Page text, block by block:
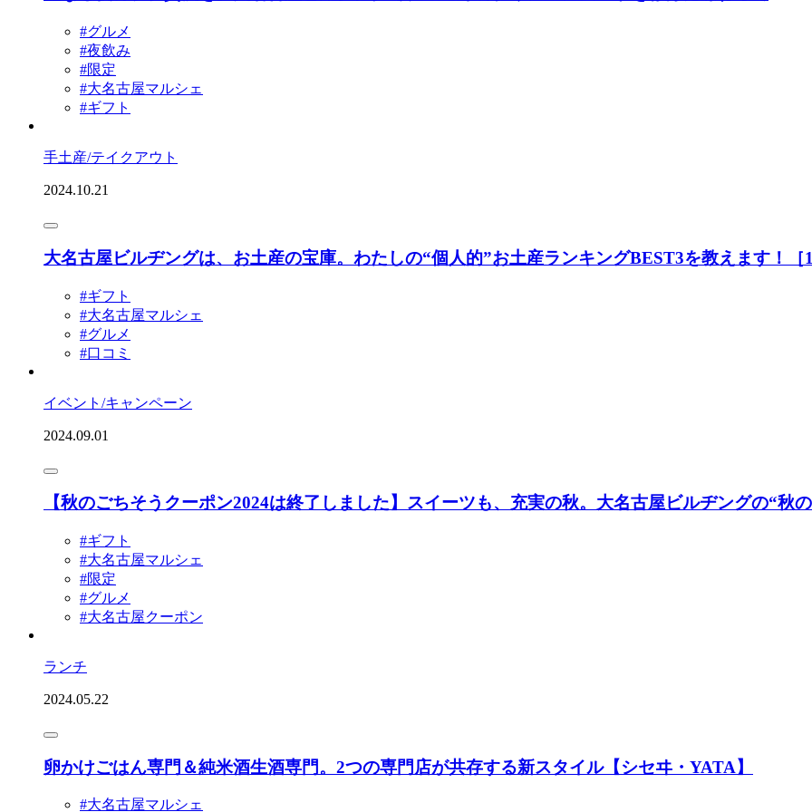
#グルメ
#夜飲み
#限定
#大名古屋マルシェ
#ギフト
手土産/テイクアウト
2024.10.21
大名古屋ビルヂングは、お土産の宝庫。わたしの“個人的”お土産ランキングBEST3を教えます！［
#ギフト
#大名古屋マルシェ
#グルメ
#口コミ
イベント/キャンペーン
2024.09.01
【秋のごちそうクーポン2024は終了しました】スイーツも、充実の秋。大名古屋ビルヂングの“秋
#ギフト
#大名古屋マルシェ
#限定
#グルメ
#大名古屋クーポン
ランチ
2024.05.22
卵かけごはん専門＆純米酒生酒専門。2つの専門店が共存する新スタイル【シセヰ・YATA】
#大名古屋マルシェ